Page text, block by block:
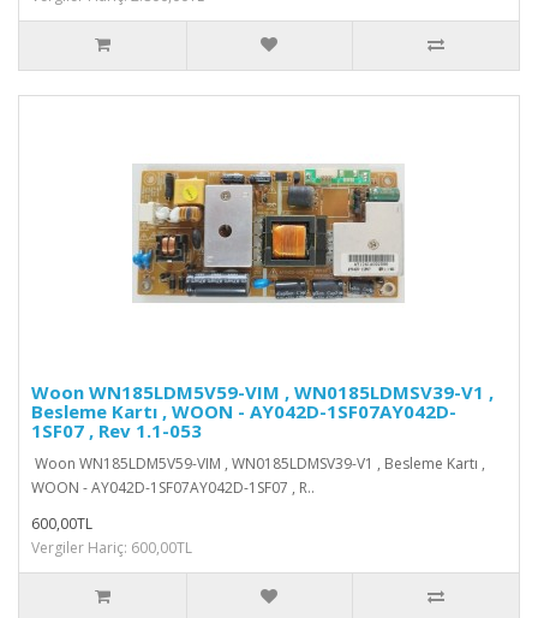
Woon WN185LDM5V59-VIM , WN0185LDMSV39-V1 ,
Besleme Kartı , WOON - AY042D-1SF07AY042D-
1SF07 , Rev 1.1-053
Woon WN185LDM5V59-VIM , WN0185LDMSV39-V1 , Besleme Kartı ,
WOON - AY042D-1SF07AY042D-1SF07 , R..
600,00TL
Vergiler Hariç: 600,00TL